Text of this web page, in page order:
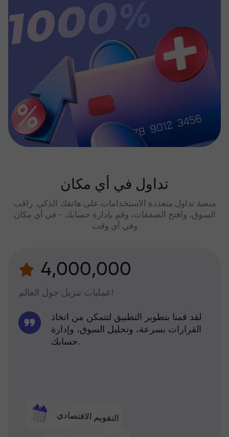
تداول في أي مكان
منصة تداول متعددة الاستخدامات على هاتفك الذكي. راقب
السوق، وافتح الصفقات، وقم بإدارة حسابك - في أي مكان
وفي أي وقت
4,000,000
عمليات تنزيل حول العالم!
التقويم الاقتصادي
لقد قمنا بتطوير التطبيق لتتمكن من اتخاذ
القرارات بسرعة، وتحليل السوق، وإدارة
حسابك.